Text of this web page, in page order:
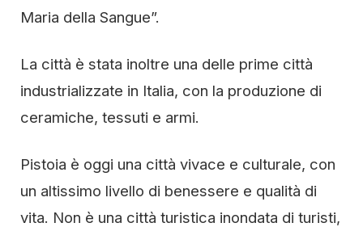
Maria della Sangue”.
La città è stata inoltre una delle prime città
industrializzate in Italia, con la produzione di
ceramiche, tessuti e armi.
Pistoia è oggi una città vivace e culturale, con
un altissimo livello di benessere e qualità di
vita. Non è una città turistica inondata di turisti,